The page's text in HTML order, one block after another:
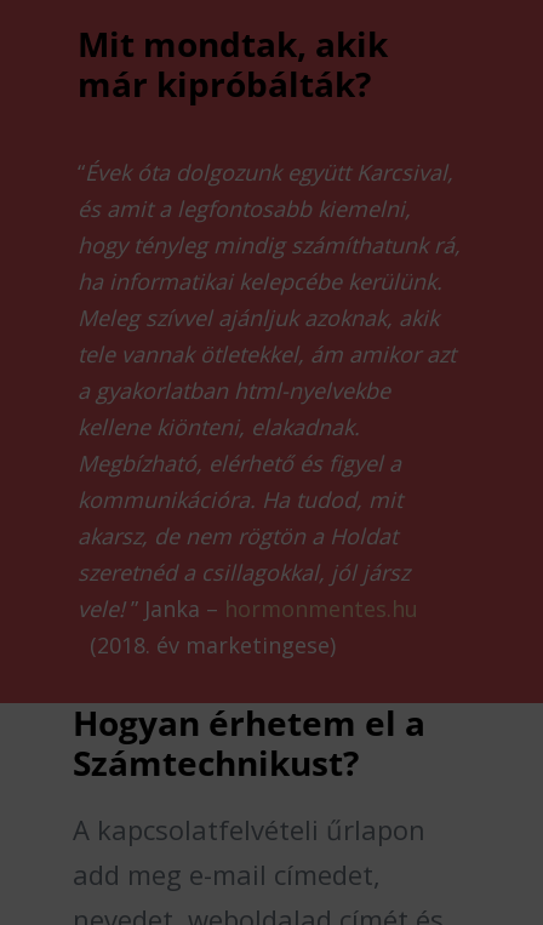
Mit mondtak, akik
már kipróbálták?
“Évek óta dolgozunk együtt Karcsival,
és amit a legfontosabb kiemelni,
hogy tényleg mindig számíthatunk rá,
ha informatikai kelepcébe kerülünk.
Meleg szívvel ajánljuk azoknak, akik
tele vannak ötletekkel, ám amikor azt
a gyakorlatban html-nyelvekbe
kellene kiönteni, elakadnak.
Megbízható, elérhető és figyel a
kommunikációra. Ha tudod, mit
akarsz, de nem rögtön a Holdat
szeretnéd a csillagokkal, jól jársz
vele!” Janka – hormonmentes.hu
(2018. év marketingese)
Hogyan érhetem el a
Számtechnikust?
A kapcsolatfelvételi űrlapon
add meg e-mail címedet,